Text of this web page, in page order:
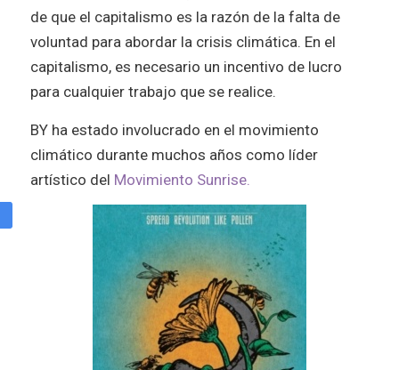
de que el capitalismo es la razón de la falta de
voluntad para abordar la crisis climática. En el
capitalismo, es necesario un incentivo de lucro
para cualquier trabajo que se realice.
BY ha estado involucrado en el movimiento
climático durante muchos años como líder
artístico del Movimiento Sunrise.